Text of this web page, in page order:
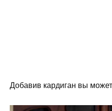
Добавив кардиган вы